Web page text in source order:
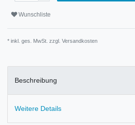
Wunschliste
* inkl. ges. MwSt. zzgl. Versandkosten
Beschreibung
Weitere Details